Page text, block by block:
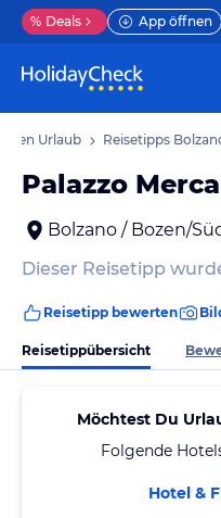
% Deals App öffnen
Urlaub Reisetipps
Palazzo
Bolzano / Bozen/
Dieser Reisetipp
Reisetipp bewerten
Reisetippübersicht
Möchtest Du
Folgende
Hotel &